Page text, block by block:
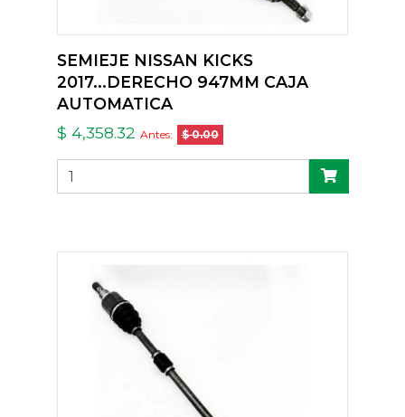
SEMIEJE NISSAN KICKS
2017...DERECHO 947MM CAJA
AUTOMATICA
$ 4,358.32 Antes: $ 0.00